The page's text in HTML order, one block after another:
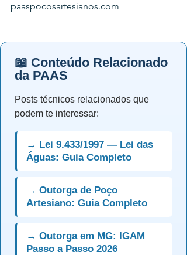
paaspocosartesianos.com
📖 Conteúdo Relacionado
da PAAS
Posts técnicos relacionados que
podem te interessar:
→ Lei 9.433/1997 — Lei das
Águas: Guia Completo
→ Outorga de Poço
Artesiano: Guia Completo
→ Outorga em MG: IGAM
Passo a Passo 2026